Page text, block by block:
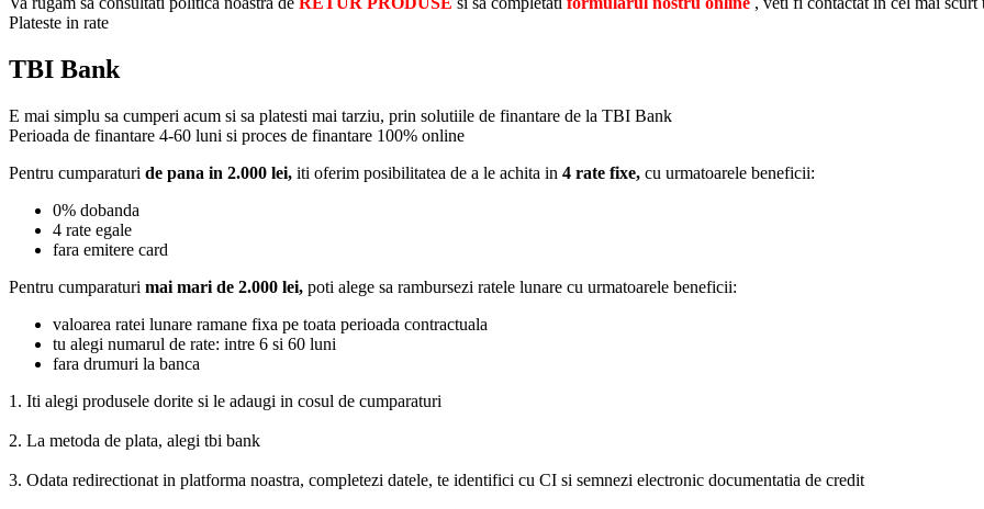
Plateste in rate
TBI Bank
E mai simplu sa cumperi acum si sa platesti mai tarziu, prin solutiile de finantare de la TBI Bank
Perioada de finantare 4-60 luni si proces de finantare 100% online
Pentru cumparaturi de pana in 2.000 lei, iti oferim posibilitatea de a le achita in 4 rate fixe, cu urmatoarele beneficii:
0% dobanda
4 rate egale
fara emitere card
Pentru cumparaturi mai mari de 2.000 lei, poti alege sa rambursezi ratele lunare cu urmatoarele beneficii:
valoarea ratei lunare ramane fixa pe toata perioada contractuala
tu alegi numarul de rate: intre 6 si 60 luni
fara drumuri la banca
1. Iti alegi produsele dorite si le adaugi in cosul de cumparaturi
2. La metoda de plata, alegi tbi bank
3. Odata redirectionat in platforma noastra, completezi datele, te identifici cu CI si semnezi electronic documentatia de credit